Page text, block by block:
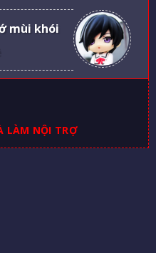
mùi khói
LÀM NỘI TRỢ